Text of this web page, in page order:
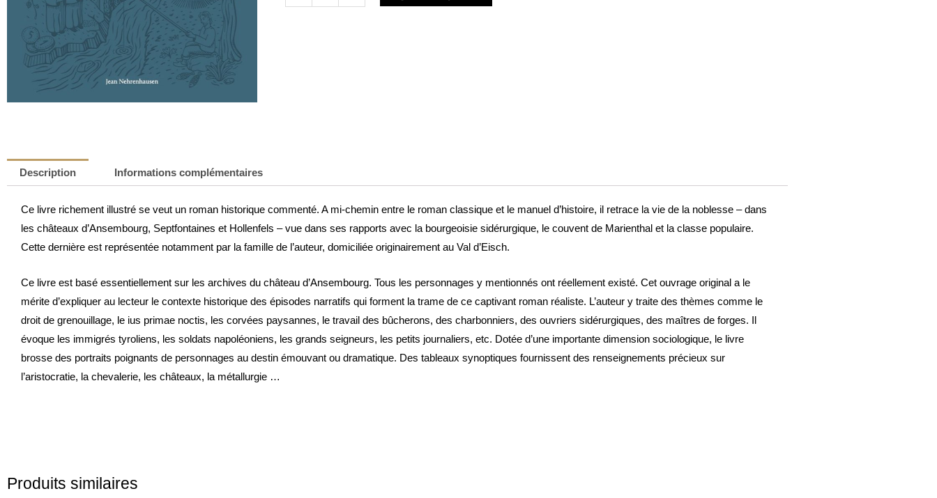
Description Informations complémentaires
Ce livre richement illustré se veut un roman historique commenté. A mi-chemin entre le roman classique et le manuel d’histoire, il retrace la vie de la noblesse – dans
les châteaux d’Ansembourg, Septfontaines et Hollenfels – vue dans ses rapports avec la bourgeoisie sidérurgique, le couvent de Marienthal et la classe populaire.
Cette dernière est représentée notamment par la famille de l’auteur, domiciliée originairement au Val d’Eisch.
Ce livre est basé essentiellement sur les archives du château d’Ansembourg. Tous les personnages y mentionnés ont réellement existé. Cet ouvrage original a le
mérite d’expliquer au lecteur le contexte historique des épisodes narratifs qui forment la trame de ce captivant roman réaliste. L’auteur y traite des thèmes comme le
droit de grenouillage, le ius primae noctis, les corvées paysannes, le travail des bûcherons, des charbonniers, des ouvriers sidérurgiques, des maîtres de forges. Il
évoque les immigrés tyroliens, les soldats napoléoniens, les grands seigneurs, les petits journaliers, etc. Dotée d’une importante dimension sociologique, le livre
brosse des portraits poignants de personnages au destin émouvant ou dramatique. Des tableaux synoptiques fournissent des renseignements précieux sur
l’aristocratie, la chevalerie, les châteaux, la métallurgie …
Produits similaires